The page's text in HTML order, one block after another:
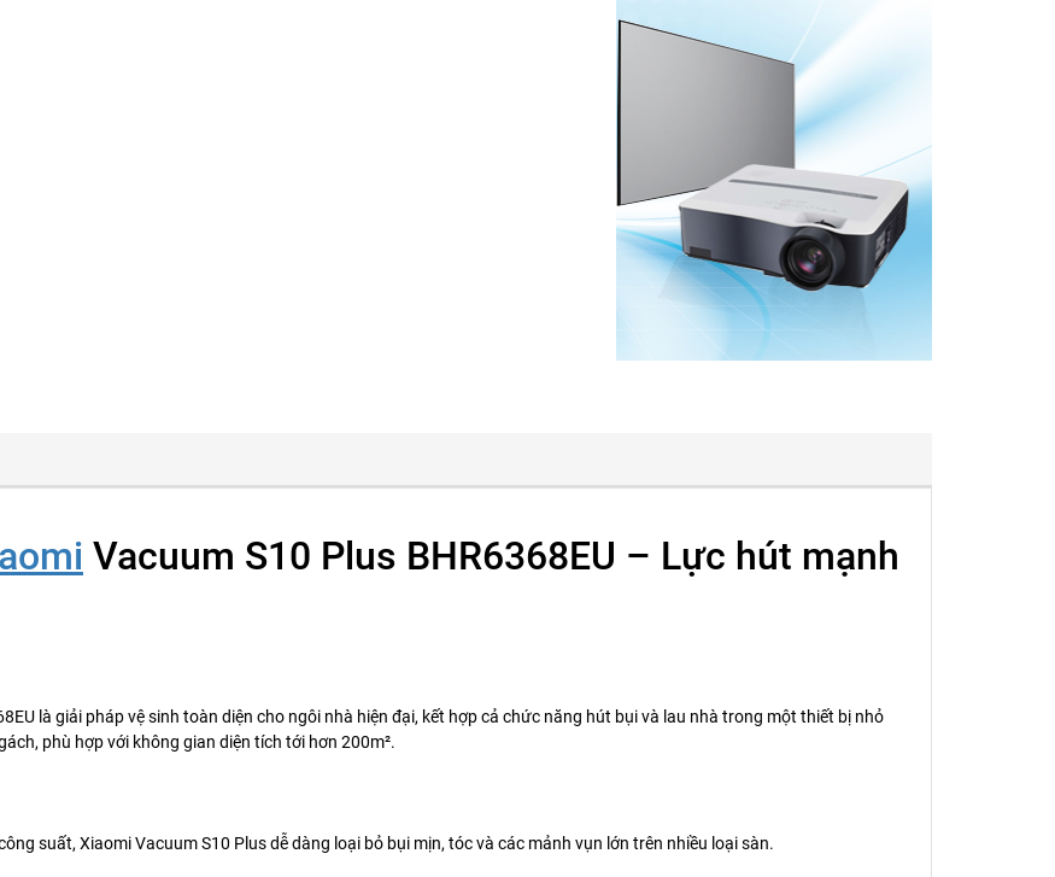
Vacuum S10 Plus BHR6368EU – Lực hút mạnh
là giải pháp vệ sinh toàn diện cho ngôi nhà hiện đại, kết hợp cả chức năng hút bụi và lau nhà trong một thiết bị nhỏ
phù hợp với không gian diện tích tới hơn 200m².
suất, Xiaomi Vacuum S10 Plus dễ dàng loại bỏ bụi mịn, tóc và các mảnh vụn lớn trên nhiều loại sàn.